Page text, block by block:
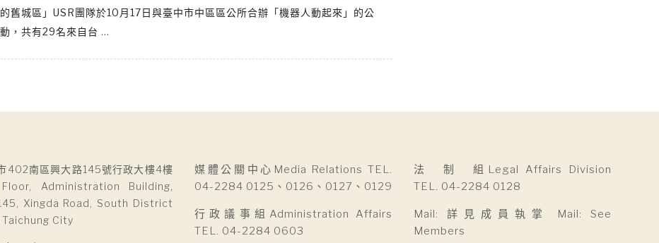
舊城區」USR團隊於10月17日與臺中市中區區公所合辦「機器人動起來」的公
，共有29名來自台 …
402南區興大路145號行政大樓4樓
Administration Building,
Xingda Road, South District
City
媒體公關中心Media Relations TEL.
04-2284 0125、0126、0127、0129
行政議事組Administration Affairs
TEL. 04-2284 0603
法 制 組Legal Affairs Division
TEL. 04-2284 0128
Mail: 詳見成員執掌 Mail: See
Members